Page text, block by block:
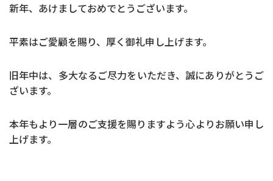
新年、あけましておめでとうございます。
平素はご愛顧を賜り、厚く御礼申し上げます。
旧年中は、多大なるご尽力をいただき、誠にありがとうご
ざいます。
本年もより一層のご支援を賜りますよう心よりお願い申し
上げます。